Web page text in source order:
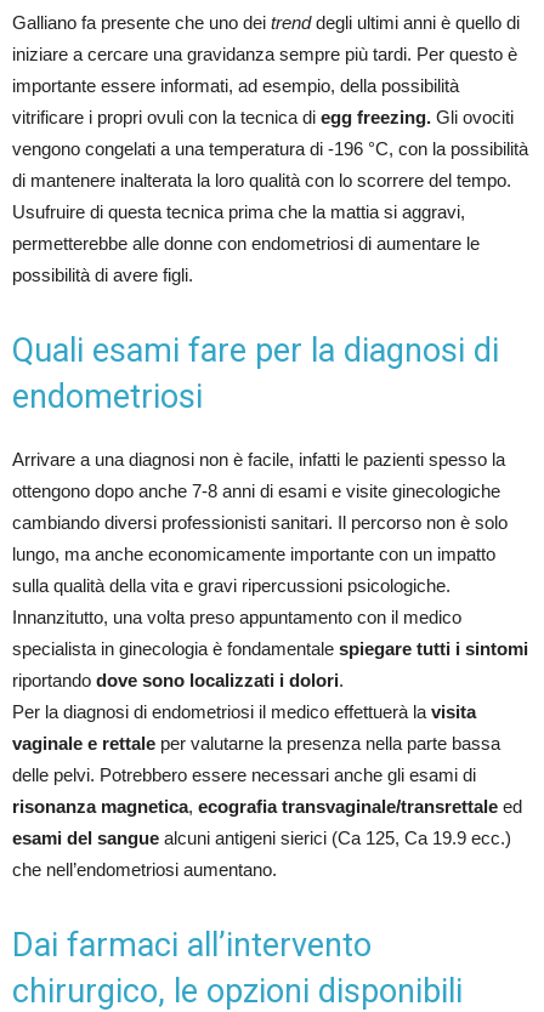
Galliano fa presente che uno dei trenddegli ultimi anni è quello di
iniziare a cercare una gravidanza sempre più tardi. Per questo è
importante essere informati, ad esempio, della possibilità
vitrificare i propri ovuli con la tecnica di egg freezing. Gli ovociti
vengono congelati a una temperatura di -196 °C, con la possibilità
di mantenere inalterata la loro qualità con lo scorrere del tempo.
Usufruire di questa tecnica prima che la mattia si aggravi,
permetterebbe alle donne con endometriosi di aumentare le
possibilità di avere figli.
Quali esami fare per la diagnosi di
endometriosi
Arrivare a una diagnosi non è facile, infatti le pazienti spesso la
ottengono dopo anche 7-8 anni di esami e visite ginecologiche
cambiando diversi professionisti sanitari. Il percorso non è solo
lungo, ma anche economicamente importante con un impatto
sulla qualità della vita e gravi ripercussioni psicologiche.
Innanzitutto, una volta preso appuntamento con il medico
specialista in ginecologia è fondamentale spiegare tutti i sintomi
riportando dove sono localizzati i dolori.
Per la diagnosi di endometriosi il medico effettuerà la visita
vaginale e rettale per valutarne la presenza nella parte bassa
delle pelvi. Potrebbero essere necessari anche gli esami di
risonanza magnetica, ecografia transvaginale/transrettale ed
esami del sangue alcuni antigeni sierici (Ca 125, Ca 19.9 ecc.)
che nell’endometriosi aumentano.
Dai farmaci all’intervento
chirurgico, le opzioni disponibili